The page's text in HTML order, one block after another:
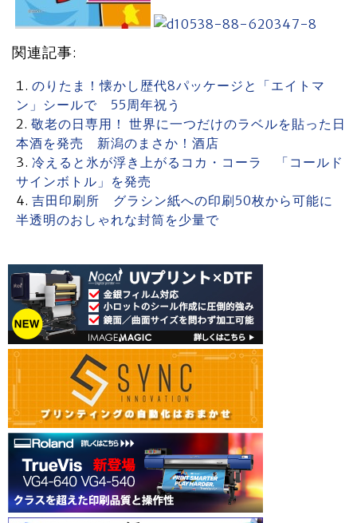
関連記事:
のりたま！懐かし歴代8パッケージと「エイトマ
ン」シールで 55周年祝う
敬老の日専用！ 世界に一つだけのラベルを貼った日
本酒を発売 新潟のまさか！酒店
冷えると氷が浮き上がるコカ・コーラ 「コールド
サインボトル」を発売
吉田印刷所 グラシン紙への印刷50枚から可能に
半透明のおしゃれな封筒を少量で